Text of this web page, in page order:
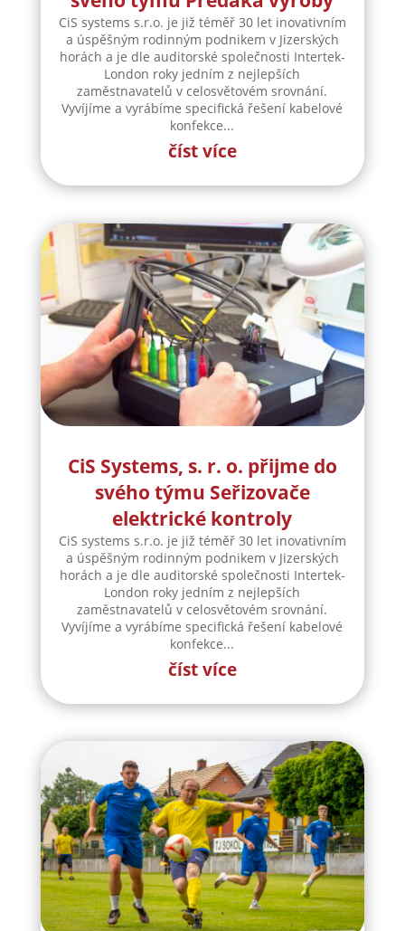
CiS Systems, s. r. o. přijme do
svého týmu Předáka výroby
CiS systems s.r.o. je již téměř 30 let inovativním
a úspěšným rodinným podnikem v Jizerských
London roky jedním z nejlepších
Vyvíjíme a vyrábíme specifická řešení kabelové
konfekce...
číst více
CiS Systems, s. r. o. přijme do
svého týmu Seřizovače
elektrické kontroly
CiS systems s.r.o. je již téměř 30 let inovativním
a úspěšným rodinným podnikem v Jizerských
London roky jedním z nejlepších
Vyvíjíme a vyrábíme specifická řešení kabelové
konfekce...
číst více